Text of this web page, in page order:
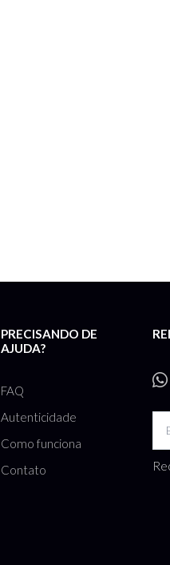
PRECISANDO DE
AJUDA?
FAQ
Autenticidade
Como funciona
Contato